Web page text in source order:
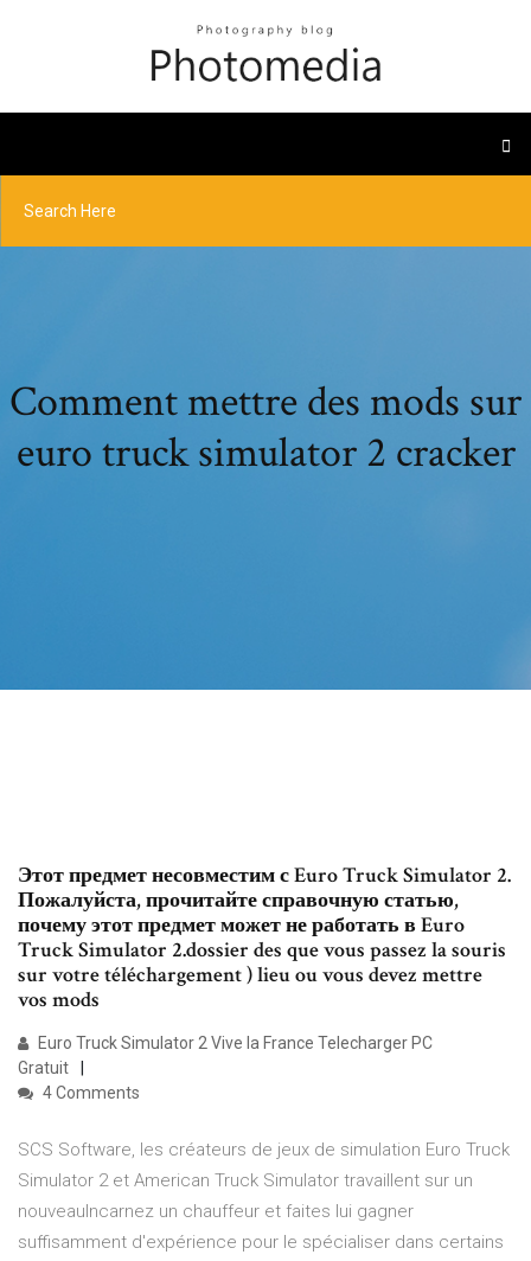
Comment mettre des mods sur
euro truck simulator 2 cracker
Этот предмет несовместим с Euro Truck Simulator 2.
Пожалуйста, прочитайте справочную статью,
почему этот предмет может не работать в Euro
Truck Simulator 2.dossier des que vous passez la souris
sur votre téléchargement ) lieu ou vous devez mettre
vos mods
Euro Truck Simulator 2 Vive la France Telecharger PC
Gratuit
4 Comments
SCS Software, les créateurs de jeux de simulation Euro Truck
Simulator 2 et American Truck Simulator travaillent sur un
nouveauIncarnez un chauffeur et faites lui gagner
suffisamment d'expérience pour le spécialiser dans certains